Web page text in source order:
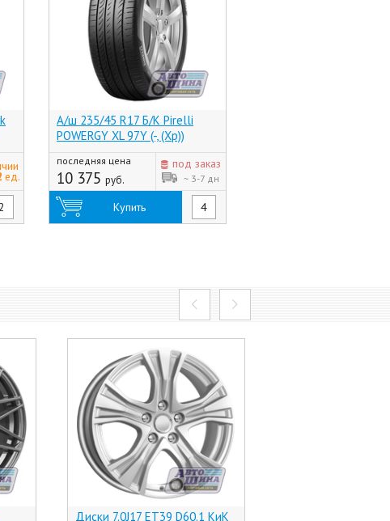
ед.
А/ш 235/45 R17 Б/К Pirelli
POWERGY XL 97Y (-, (Хр))
последняя цена
10 375 руб.
под заказ
~ 3-7 дн
Купить
Диски 7.0J17 ET39 D60.1 КиК